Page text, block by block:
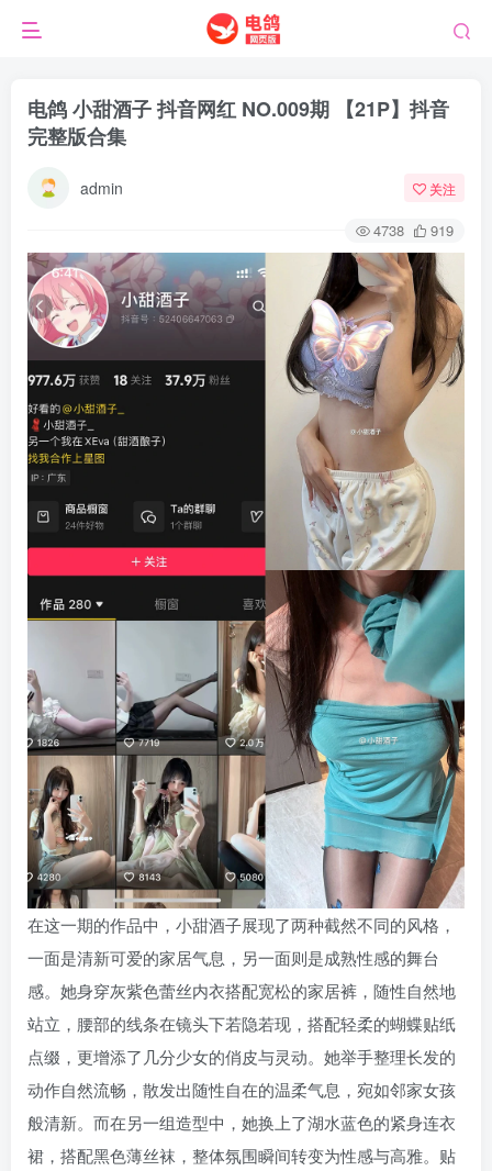
电鸽 小甜酒子 抖音网红 NO.009期 【21P】抖音
完整版合集
admin 关注
4738 919
在这一期的作品中，小甜酒子展现了两种截然不同的风格，
一面是清新可爱的家居气息，另一面则是成熟性感的舞台
感。她身穿灰紫色蕾丝内衣搭配宽松的家居裤，随性自然地
站立，腰部的线条在镜头下若隐若现，搭配轻柔的蝴蝶贴纸
点缀，更增添了几分少女的俏皮与灵动。她举手整理长发的
动作自然流畅，散发出随性自在的温柔气息，宛如邻家女孩
般清新。而在另一组造型中，她换上了湖水蓝色的紧身连衣
裙，搭配黑色薄丝袜，整体氛围瞬间转变为性感与高雅。贴